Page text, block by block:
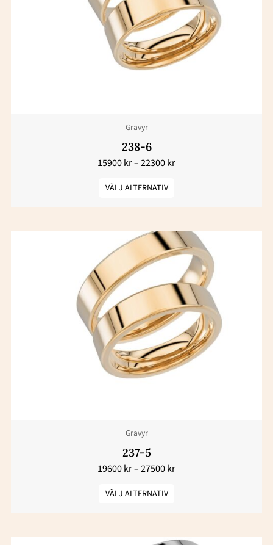
Gravyr
238-6
15900kr–22300kr
VÄLJ ALTERNATIV
varianter.
De
olika
på
produktsidan
Gravyr
237-5
19600kr–27500kr
Prisintervall:
19600 kr
27500 kr
VÄLJ ALTERNATIV
Den
här
produkten
har
flera
varianter.
De
olika
alternativen
på
produktsidan